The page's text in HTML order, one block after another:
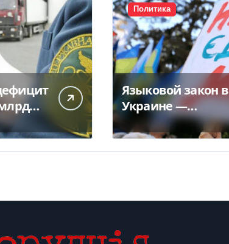
млрд…
Политика
Языковой закон в
Украине —
штрафы за
нарушение
вырастут до 170